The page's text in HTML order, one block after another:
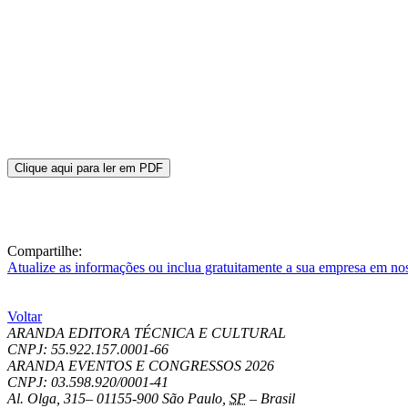
Clique aqui para ler em PDF
Compartilhe:
Atualize as informações ou inclua gratuitamente a sua empresa em
Voltar
ARANDA EDITORA TÉCNICA E CULTURAL
CNPJ: 55.922.157.0001-66
ARANDA EVENTOS E CONGRESSOS 2026
CNPJ: 03.598.920/0001-41
Al. Olga, 315– 01155-900 São Paulo SP – Brasil